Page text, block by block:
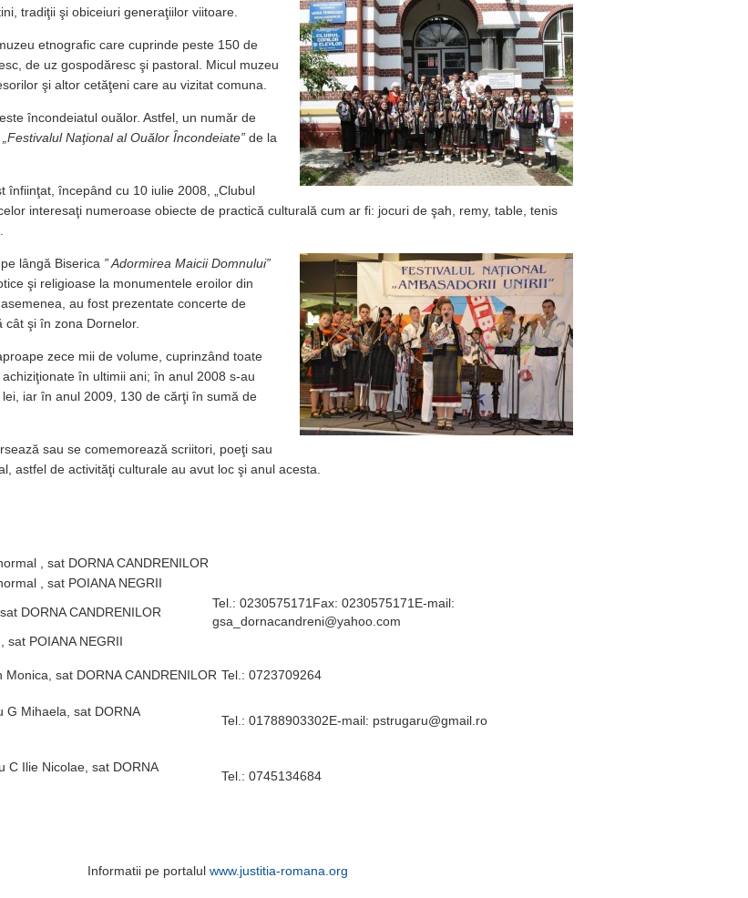
tradiţii şi obiceiuri generaţiilor viitoare.
etnografic care cuprinde peste 150 de
de uz gospodăresc şi pastoral. Micul muzeu
şi altor cetăţeni care au vizitat comuna.
încondeiatul ouălor. Astfel, un număr de
„Festivalul Naţional al Ouălor Încondeiate” de la
înfiinţat, începând cu 10 iulie 2008, „Clubul
interesaţi numeroase obiecte de practică culturală cum ar fi: jocuri de şah, remy, table, tenis
lângă Biserica ” Adormirea Maicii Domnului”
şi religioase la monumentele eroilor din
au fost prezentate concerte de
şi în zona Dornelor.
zece mii de volume, cuprinzând toate
în ultimii ani; în anul 2008 s-au
iar în anul 2009, 130 de cărţi în sumă de
sau se comemorează scriitori, poeţi sau
astfel de activităţi culturale au avut loc şi anul acesta.
, sat DORNA CANDRENILOR
, sat POIANA NEGRII
DORNA CANDRENILOR
Tel.: 0230575171Fax: 0230575171E-mail:
gsa_dornacandreni@yahoo.com
sat POIANA NEGRII
sat DORNA CANDRENILOR Tel.: 0723709264
G Mihaela, sat DORNA
Tel.: 01788903302E-mail: pstrugaru@gmail.ro
C Ilie Nicolae, sat DORNA
Tel.: 0745134684
Informatii pe portalul www.justitia-romana.org